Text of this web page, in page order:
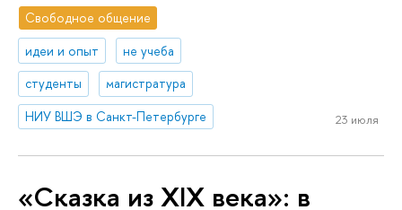
Свободное общение
идеи и опыт
не учеба
студенты
магистратура
НИУ ВШЭ в Санкт-Петербурге
23 июля
«Сказка из XIX века»: в